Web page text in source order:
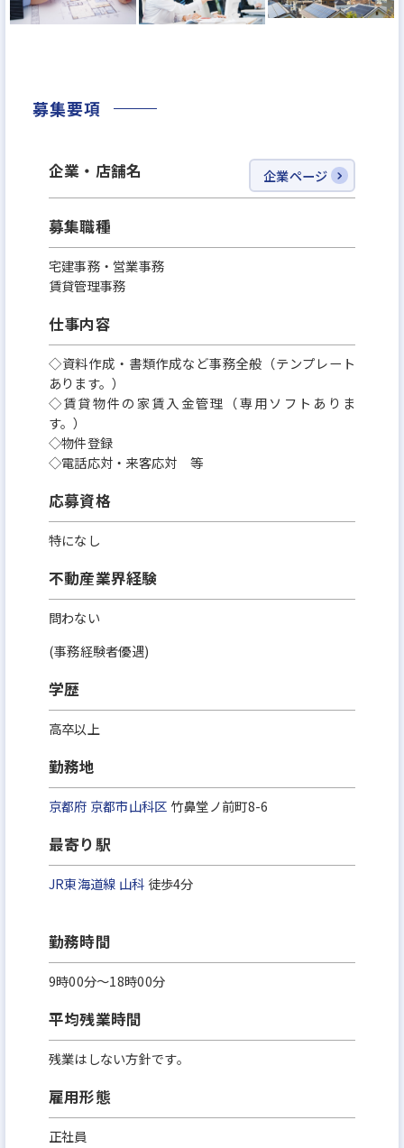
様ニーズの変化があります。
当然の現象ゆえ、それらに対応でき得る体制を整え
マンションから戸建住宅への住み替え、2世帯住宅へ
の建て替えやリフォーム。
あるいは旧自宅の有効活用として、マンション、アパ
ートの経営など、2世代、3世代にわたってのサポー
これが創業時から現在、そして未来へと信頼をつな
げて行く弊社の基本理念なのです。
そして地域発展の為、活動したいとの思いから、地
域密着企業として地域社会への貢献、ボランティア
活動にも出来る限り力を入れております。
募集要項
企業・店舗名 企業ページ
募集職種
宅建事務・営業事務
賃貸管理事務
仕事内容
◇資料作成・書類作成など事務全般（テンプレート
あります。）
◇賃貸物件の家賃入金管理（専用ソフトありま
す。）
◇物件登録
◇電話応対・来客応対 等
応募資格
特になし
不動産業界経験
問わない
(事務経験者優遇)
学歴
高卒以上
勤務地
京都府 京都市山科区 竹鼻堂ノ前町8-6
最寄り駅
JR東海道線 山科 徒歩4分
勤務時間
9時00分〜18時00分
平均残業時間
残業はしない方針です。
雇用形態
正社員